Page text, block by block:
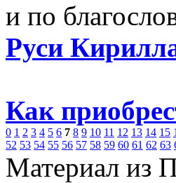
и по
Руси
Как
0 1 2 3 4 5 6 7 8 9 10 11 12 13 14 15
52 53 54 55 56 57 58 59 60 61 62 63
Материал из